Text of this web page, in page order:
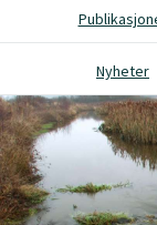
Nyheter